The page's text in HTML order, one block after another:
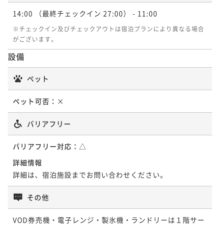
14:00 （最終チェックイン 27:00） - 11:00
※チェックイン及びチェックアウトは宿泊プランにより異なる場合
がございます。
設備
ペット
ペット可否： ×
バリアフリー
バリアフリー対応： △
詳細情報
詳細は、宿泊施設までお問い合わせください。
その他
VOD券売機・電子レンジ・製氷機・ランドリーは１階サー